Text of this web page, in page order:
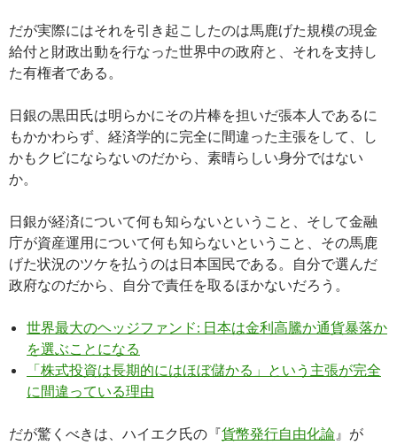
だが実際にはそれを引き起こしたのは馬鹿げた規模の現金
給付と財政出動を行なった世界中の政府と、それを支持し
た有権者である。
日銀の黒田氏は明らかにその片棒を担いだ張本人であるに
もかかわらず、経済学的に完全に間違った主張をして、し
かもクビにならないのだから、素晴らしい身分ではない
か。
日銀が経済について何も知らないということ、そして金融
庁が資産運用について何も知らないということ、その馬鹿
げた状況のツケを払うのは日本国民である。自分で選んだ
政府なのだから、自分で責任を取るほかないだろう。
世界最大のヘッジファンド: 日本は金利高騰か通貨暴落か
を選ぶことになる
「株式投資は長期的にはほぼ儲かる」という主張が完全
に間違っている理由
だが驚くべきは、ハイエク氏の『貨幣発行自由化論 』が